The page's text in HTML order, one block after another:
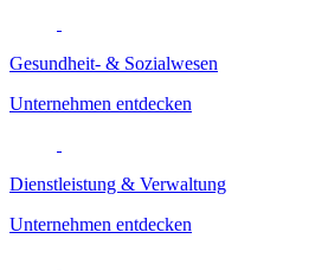
Gesundheit- & Sozialwesen
Unternehmen entdecken
Dienstleistung & Verwaltung
Unternehmen entdecken